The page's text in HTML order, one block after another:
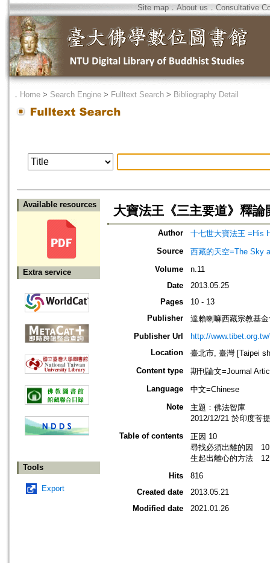
Site map．About us ． Consultative
． Home > Search Engine > Fulltext Search > Bibliography Detail
Available resources
Extra service
Tools
Export
大寶法王《三主要道》釋
Author
十七世大寶法王 =His
Source
西藏的天空=The Sky
Volume
n.11
Date
2013.05.25
Pages
10 - 13
Publisher
達賴喇嘛西藏宗教基
Publisher Url
http://www.tibet.org.tw/
Location
臺北市, 臺灣 [Taipei
Content type
期刊論文=Journal
Language
中文=Chinese
Note
主題：佛法智庫
2012/12/21 於印度菩
Table of contents
正因 10
尋找必須出離的因 10
生起出離心的方法 12
Hits
816
Created date
2013.05.21
Modified date
2021.01.26